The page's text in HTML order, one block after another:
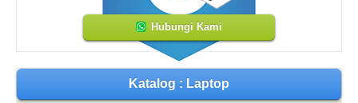
Hubungi Kami
Katalog : Laptop